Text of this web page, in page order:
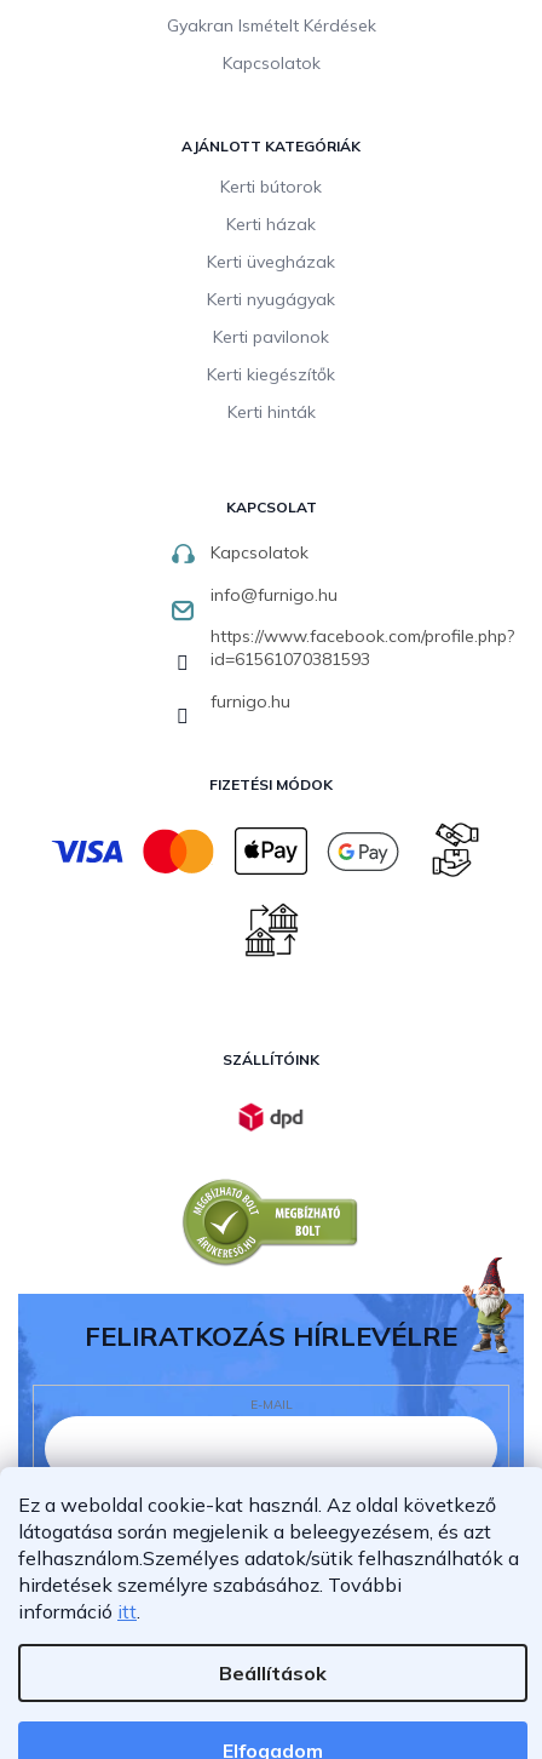
Ez a weboldal cookie-kat használ. Az oldal következő
látogatása során megjelenik a beleegyezésem, és azt
felhasználom.Személyes adatok/sütik felhasználhatók a
hirdetések személyre szabásához. További
információ itt.
Beállítások
Elfogadom
Gyakran Ismételt Kérdések
Kapcsolatok
AJÁNLOTT KATEGÓRIÁK
Kerti bútorok
Kerti házak
Kerti üvegházak
Kerti nyugágyak
Kerti pavilonok
Kerti kiegészítők
Kerti hinták
KAPCSOLAT
Kapcsolatok
info@furnigo.hu
https://www.facebook.com/profile.php?
id=61561070381593
furnigo.hu
FIZETÉSI MÓDOK
SZÁLLÍTÓINK
FELIRATKOZÁS HÍRLEVÉLRE
E-MAIL
Elolvastam és megértettem azadatvédelmi
nyilatkozatot.
Feliratkozás
Shoptet Premium készítette